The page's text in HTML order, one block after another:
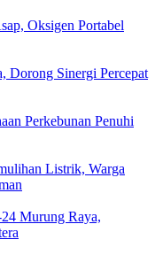
Oksigen Portabel
Dorong Sinergi Percepat
Perkebunan Penuhi
Listrik, Warga
Murung Raya,